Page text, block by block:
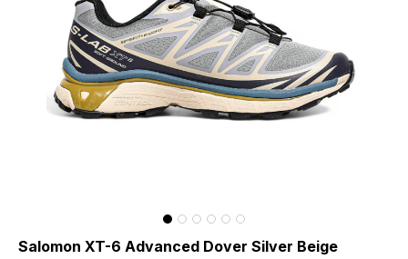
Salomon XT-6 Advanced Dover Silver Beige